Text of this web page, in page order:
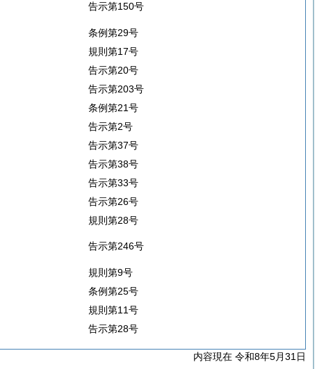
告示第150号
条例第29号
規則第17号
告示第20号
告示第203号
条例第21号
告示第2号
告示第37号
告示第38号
告示第33号
告示第26号
規則第28号
告示第246号
規則第9号
条例第25号
規則第11号
告示第28号
内容現在 令和8年5月31日